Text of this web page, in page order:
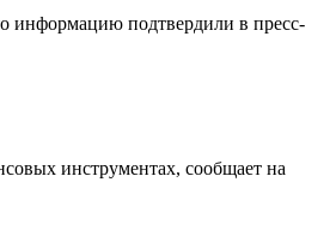
информацию подтвердили в пресс-
инструментах, сообщает на